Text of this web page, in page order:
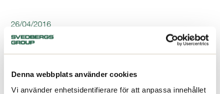
Denna webbplats använder cookies
Vi använder enhetsidentifierare för att anpassa innehållet
26/04/2016